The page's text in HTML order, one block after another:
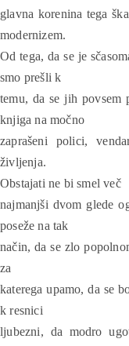
glavna korenina tega
modernizem.
Od tega, da se je
smo prešli k
temu, da se jih povsem
knjiga na močno
zaprašeni polici,
življenja.
Obstajati ne bi smel več
najmanjši dvom glede
poseže na tak
način, da se zlo
za
katerega upamo, da se
k resnici
ljubezni, da modro